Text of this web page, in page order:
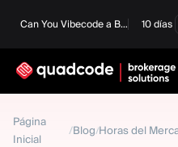
Can You Vibecode a Brokerage Platform? 10 días
Página
Inicial
/
Blog /